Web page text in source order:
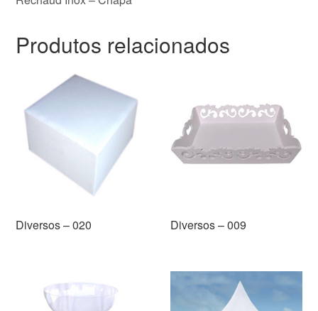
Produtos relacionados
Diversos – 020 Diversos – 009